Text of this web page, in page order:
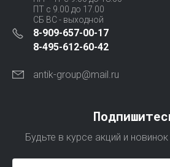
ПТ с 9.00 до 17.00
СБ ВС - выходной
8-909-657-00-17
8-495-612-60-42
antik-group@mail.ru
Будьте в курсе акций и